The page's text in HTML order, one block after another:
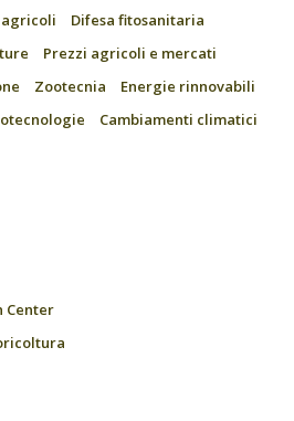
Difesa fitosanitaria
Prezzi agricoli e mercati
Zootecnia
Energie rinnovabili
Cambiamenti climatici
Center